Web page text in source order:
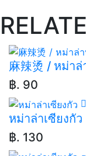
麻辣烫 / หม่าล่
฿. 90
หม่าล่าเซียงกัว
฿. 130